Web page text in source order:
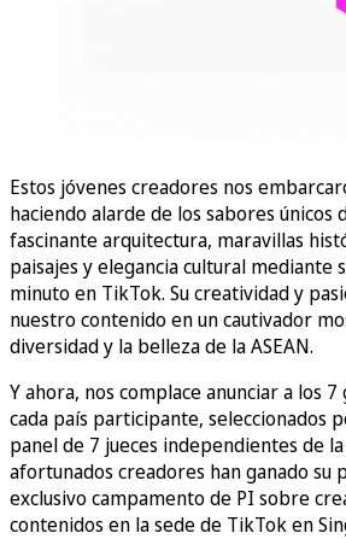
Estos jóvenes creadores nos
haciendo alarde de los sabores únicos
fascinante arquitectura, maravillas
paisajes y elegancia cultural mediante
minuto en TikTok. Su creatividad y
nuestro contenido en un cautivador
diversidad y la belleza de la ASEAN.
Y ahora, nos complace anunciar a los
cada país participante, seleccionados
panel de 7 jueces independientes de la
afortunados creadores han ganado su
exclusivo campamento de PI sobre
contenidos en la sede de TikTok en